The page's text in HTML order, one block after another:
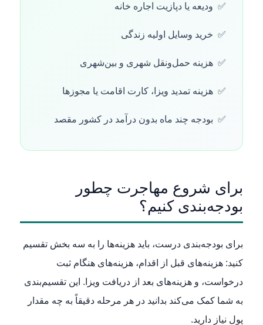
ودیعه یا دپازیت اجاره خانه
خرید وسایل اولیه زندگی
هزینه حمل‌ونقل شهری و بین‌شهری
هزینه تمدید ویزا، کارت اقامت یا مجوزها
بودجه چند ماه بدون درآمد در کشور مقصد
برای شروع مهاجرت چطور
بودجه‌بندی کنیم؟
برای بودجه‌بندی درست، باید هزینه‌ها را به سه بخش تقسیم
کنید: هزینه‌های قبل از اقدام، هزینه‌های هنگام ثبت
درخواست، و هزینه‌های بعد از دریافت ویزا. این تقسیم‌بندی
به شما کمک می‌کند بدانید در هر مرحله دقیقاً به چه مقدار
پول نیاز دارید.